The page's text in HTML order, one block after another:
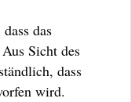
das
Sicht des
dass
wird.